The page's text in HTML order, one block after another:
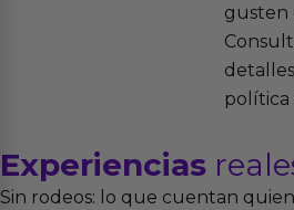
gusten
política
Experiencias
Sin rodeos: lo que cuentan